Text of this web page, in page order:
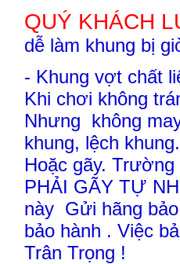
QUÝ KHÁCH
dễ làm khung bị
- Khung vợt chất
Khi chơi không
Nhưng không
khung, lệch
Hoặc gãy.
PHẢI GÃY TỰ
này Gửi hãng
bảo hành . Việc
Trân Trọng !